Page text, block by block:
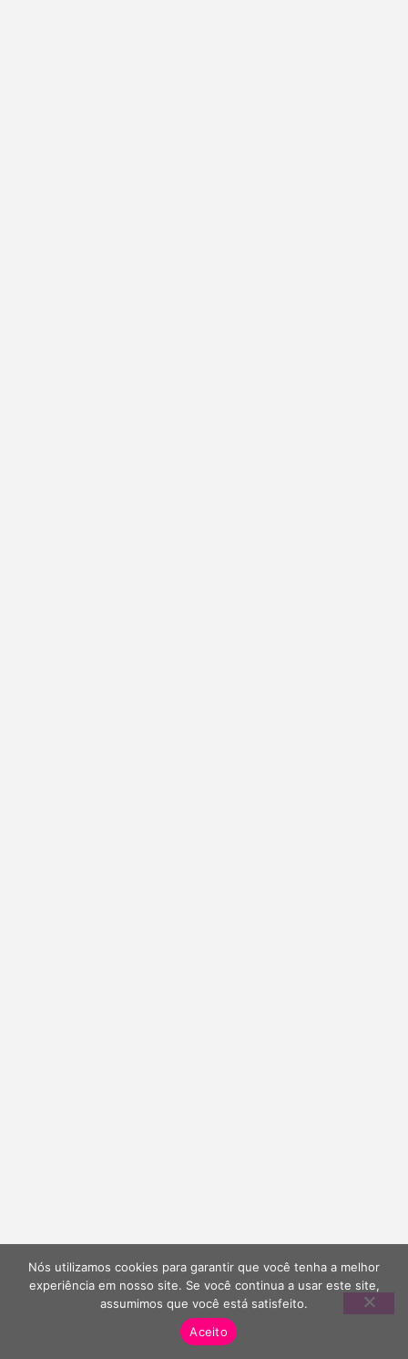
Nós utilizamos cookies para garantir que você tenha a melhor
experiência em nosso site. Se você continua a usar este site,
assumimos que você está satisfeito.
Aceito